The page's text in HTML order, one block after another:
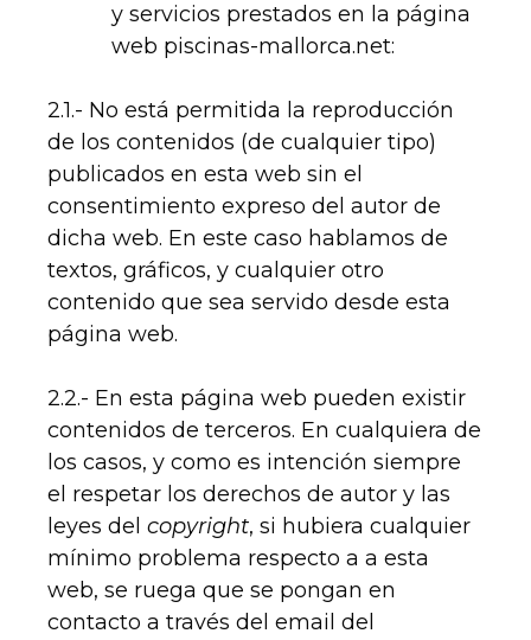
y servicios prestados en la página
web piscinas-mallorca.net:
2.1.- No está permitida la reproducción
de los contenidos (de cualquier tipo)
publicados en esta web sin el
consentimiento expreso del autor de
dicha web. En este caso hablamos de
textos, gráficos, y cualquier otro
contenido que sea servido desde esta
página web.
2.2.- En esta página web pueden existir
contenidos de terceros. En cualquiera de
los casos, y como es intención siempre
el respetar los derechos de autor y las
leyes del copyright, si hubiera cualquier
mínimo problema respecto a a esta
web, se ruega que se pongan en
contacto a través del email del